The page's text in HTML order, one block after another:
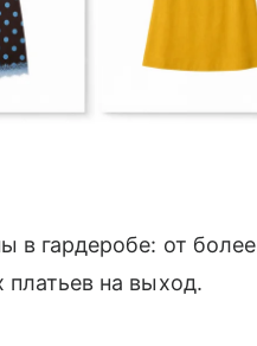
в гардеробе: от более
на выход.